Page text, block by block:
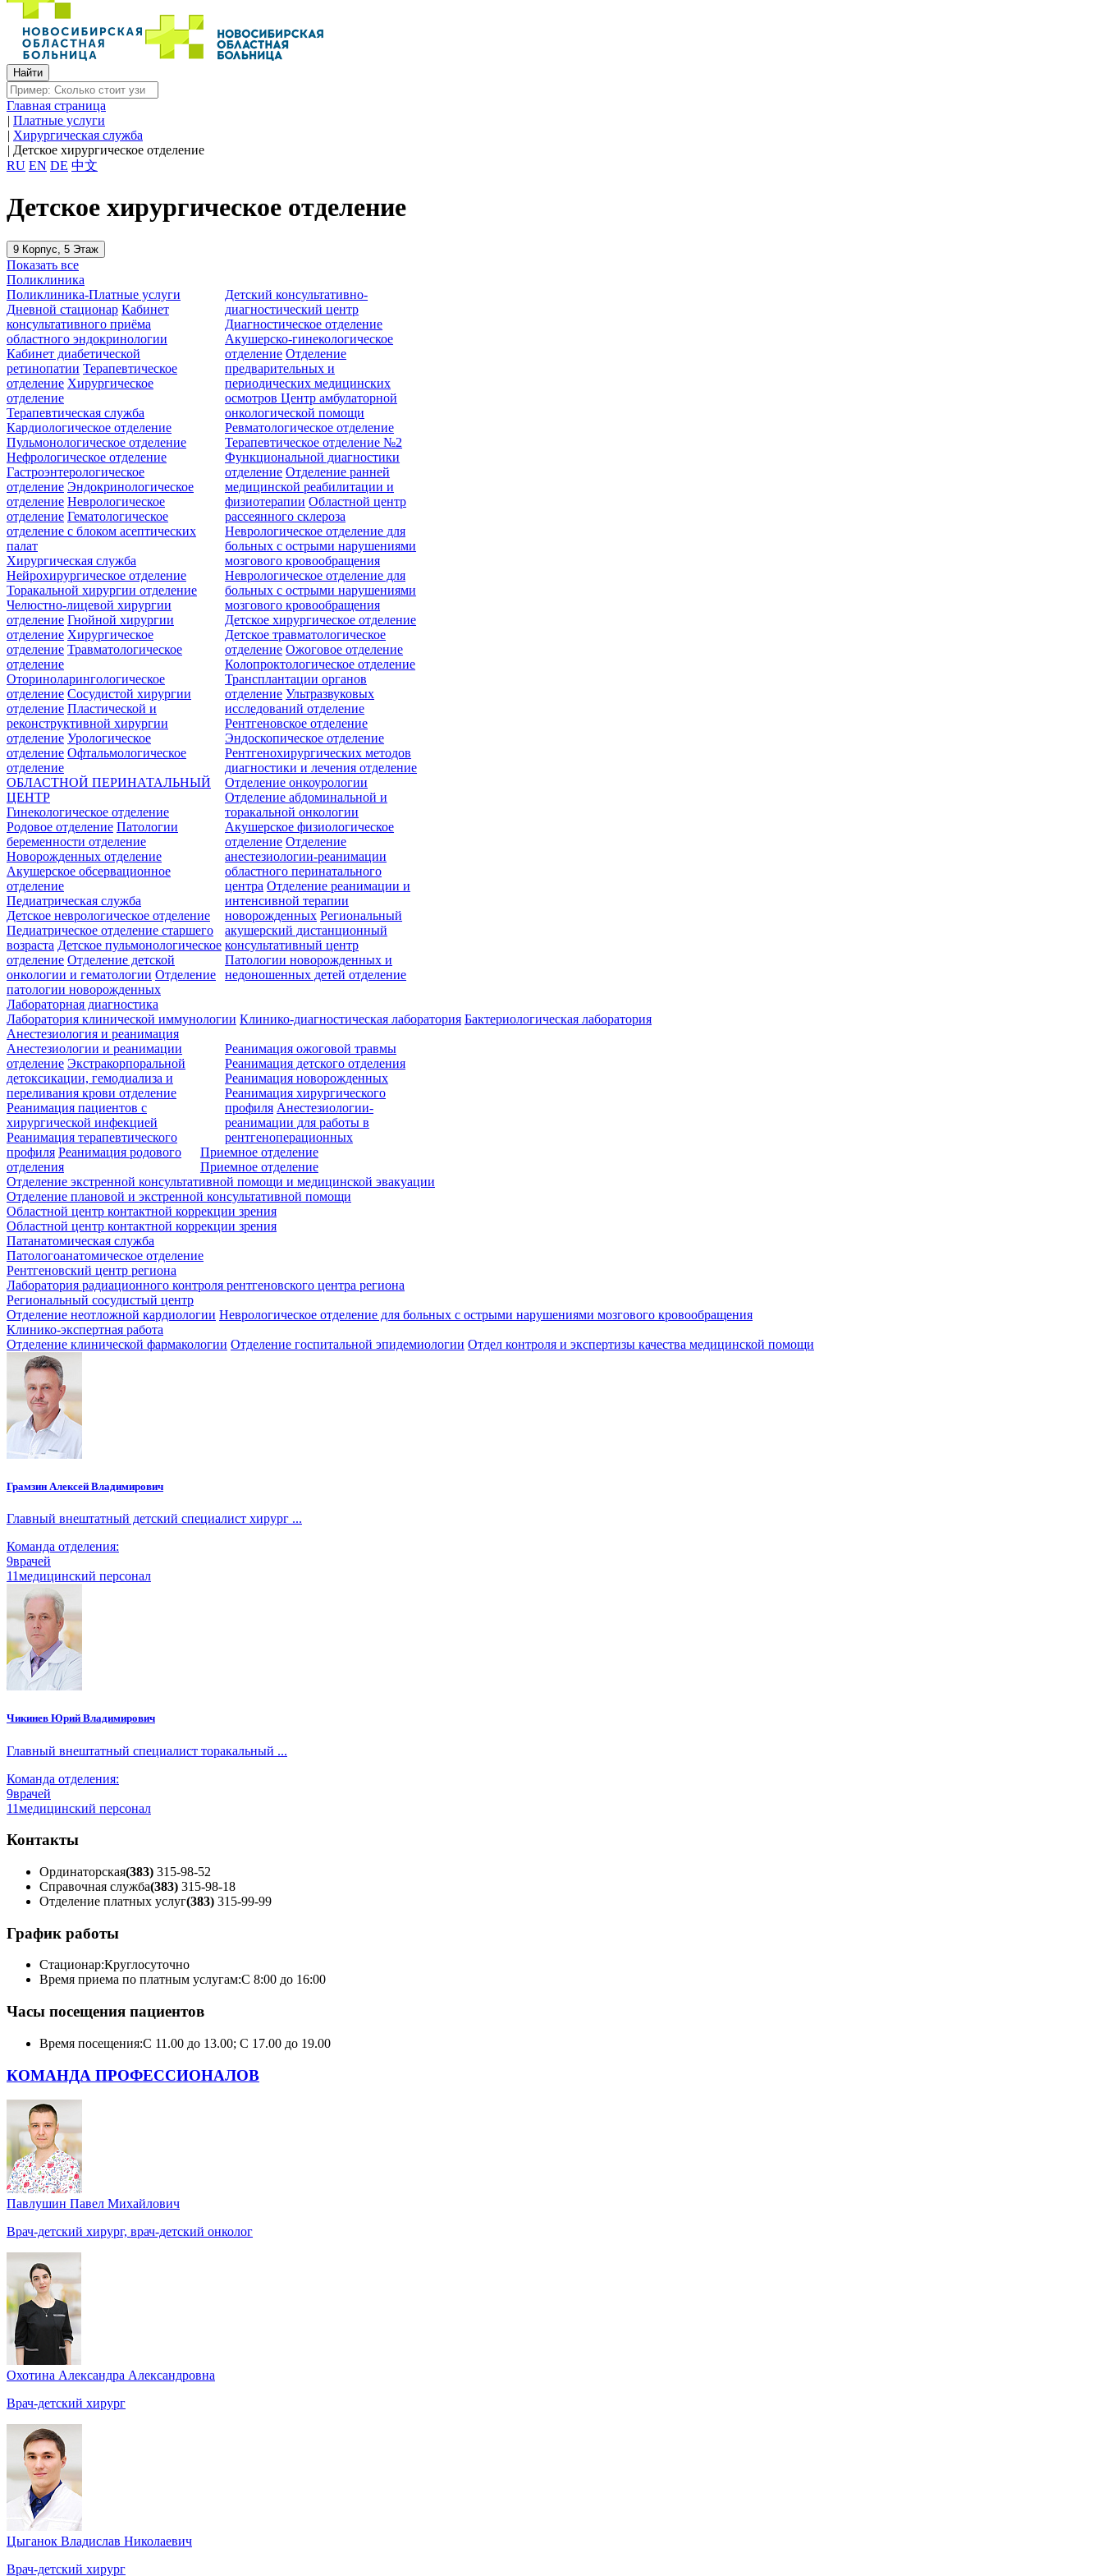
Главная страница
| Платные услуги
| Хирургическая служба
| Детское хирургическое отделение
RU EN DE 中文
Детское хирургическое отделение
9 Корпус, 5 Этаж
Показать все
Поликлиника
Поликлиника-Платные услуги
Дневной стационар Кабинет
консультативного приёма
областного эндокринологии
Кабинет диабетической
ретинопатии Терапевтическое
отделение Хирургическое
отделение
Детский консультативно-
диагностический центр
Диагностическое отделение
Акушерско-гинекологическое
отделение Отделение
предварительных и
периодических медицинских
осмотровЦентр амбулаторной
онкологической помощи
Терапевтическая служба
Кардиологическое отделение
Пульмонологическое отделение
Нефрологическое отделение
Гастроэнтерологическое
отделение Эндокринологическое
отделение Неврологическое
отделение Гематологическое
отделение c блоком асептических
палат
Ревматологическое отделение
Терапевтическое отделение №2
Функциональной диагностики
отделение Отделение ранней
медицинской реабилитации и
физиотерапии Областной центр
рассеянного склероза
Неврологическое отделение для
больных с острыми нарушениями
мозгового кровообращения
Неврологическое отделение для
больных с острыми нарушениями
мозгового кровообращения
Хирургическая служба
Нейрохирургическое отделение
Торакальной хирургии отделение
Челюстно-лицевой хирургии
отделение Гнойной хирургии
отделение Хирургическое
отделение Травматологическое
отделение
Оториноларингологическое
отделение Сосудистой хирургии
отделение Пластической и
реконструктивной хирургии
отделение Урологическое
отделение Офтальмологическое
отделение
Детское хирургическое отделение
Детское травматологическое
отделение Ожоговое отделение
Колопроктологическое отделение
Трансплантации органов
отделение Ультразвуковых
исследований отделение
Рентгеновское отделение
Эндоскопическое отделение
Рентгенохирургических методов
диагностики и лечения отделение
Отделение онкоурологии
Отделение абдоминальной и
торакальной онкологии
ОБЛАСТНОЙ ПЕРИНАТАЛЬНЫЙ
ЦЕНТР
Гинекологическое отделение
Родовое отделение Патологии
беременности отделение
Новорожденных отделение
Акушерское обсервационное
отделение
Акушерское физиологическое
отделение Отделение
анестезиологии-реанимации
областного перинатального
центра Отделение реанимации и
интенсивной терапии
новорожденных Региональный
акушерский дистанционный
консультативный центр
Патологии новорожденных и
недоношенных детей отделение
Педиатрическая служба
Детское неврологическое отделение
Педиатрическое отделение старшего
возраста Детское пульмонологическое
отделение Отделение детской
онкологии и гематологии Отделение
патологии новорожденных
Лабораторная диагностика
Лаборатория клинической иммунологии Клинико-диагностическая лаборатория Бактериологическая лаборатория
Анестезиология и реанимация
Анестезиологии и реанимации
отделение Экстракорпоральной
детоксикации, гемодиализа и
переливания крови отделение
Реанимация пациентов с
хирургической инфекцией
Реанимация терапевтического
профиля Реанимация родового
отделения
Реанимация ожоговой травмы
Реанимация детского отделения
Реанимация новорожденных
Реанимация хирургического
профиля Анестезиологии-
реанимации для работы в
рентгеноперационных
Приемное отделение
Приемное отделение
Отделение экстренной консультативной помощи и медицинской эвакуации
Отделение плановой и экстренной консультативной помощи
Областной центр контактной коррекции зрения
Областной центр контактной коррекции зрения
Патанатомическая служба
Патологоанатомическое отделение
Рентгеновский центр региона
Лаборатория радиационного контроля рентгеновского центра региона
Региональный сосудистый центр
Отделение неотложной кардиологии Неврологическое отделение для больных с острыми нарушениями мозгового кровообращения
Клинико-экспертная работа
Отделение клинической фармакологии Отделение госпитальной эпидемиологии Отдел контроля и экспертизы качества медицинской помощи
Грамзин Алексей Владимирович
Главный внештатный детский специалист хирург ...
Команда отделения:
9врачей
11медицинский персонал
Чикинев Юрий Владимирович
Главный внештатный специалист торакальный ...
Команда отделения:
9врачей
11медицинский персонал
Контакты
Ординаторская(383) 315-98-52
Справочная служба(383) 315-98-18
Отделение платных услуг(383) 315-99-99
График работы
Стационар:Круглосуточно
Время приема по платным услугам:С 8:00 до 16:00
Часы посещения пациентов
Время посещения:С 11.00 до 13.00; С 17.00 до 19.00
КОМАНДА ПРОФЕССИОНАЛОВ
Павлушин Павел Михайлович
Врач-детский хирург, врач-детский онколог
Охотина Александра Александровна
Врач-детский хирург
Цыганок Владислав Николаевич
Врач-детский хирург